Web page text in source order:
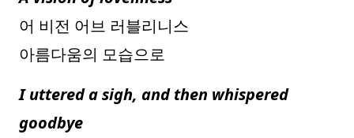
어 비전 어브 러블리니스
아름다움의 모습으로
I uttered a sigh, and then whispered
goodbye